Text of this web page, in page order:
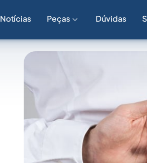
Notícias Peças Dúvidas